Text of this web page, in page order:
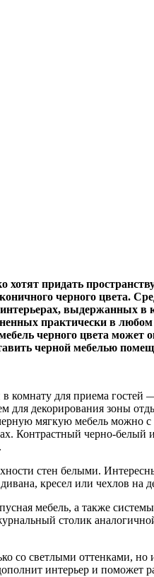
придать
черного цвета.
выдержанных
практически в любом
черного цвета
черной мебелью
комнату для приема
декорирования зоны
мягкую мебель
Контрастный черно-белый
стен белыми.
кресел или чехлов на
мебель, а также
столик
со светлыми
интерьер и поможет